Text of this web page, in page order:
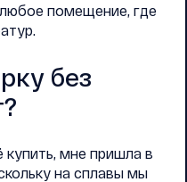
помещение, где
без
купить, мне пришла в
на сплавы мы